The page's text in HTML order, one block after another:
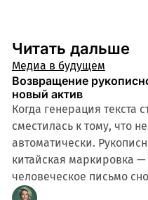
Читать дальше
Медиа в будущем
Возвращение
новый актив
Когда генерация текста
сместилась к тому, что
автоматически.
китайская маркировка —
человеческое письмо